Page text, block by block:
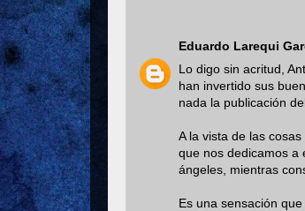
Eduardo Larequi
Lo digo sin acritud,
han invertido sus
nada la publicación
A la vista de las
que nos dedicamos a
ángeles, mientras
Es una sensación